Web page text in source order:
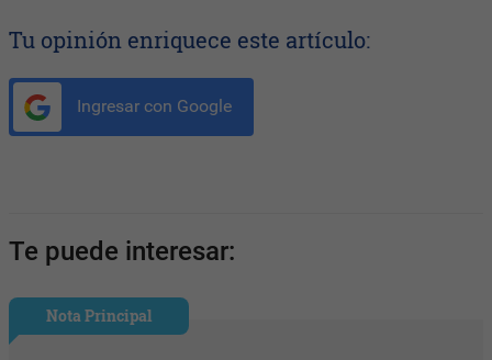
Tu opinión enriquece este artículo:
Ingresar con Google
Te puede interesar:
Nota Principal